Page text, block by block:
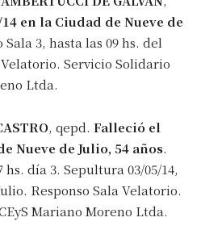
en la Ciudad de Nueve de
3, hasta las 09 hs. del
Velatorio. Servicio Solidario
Ltda.
, qepd. Falleció el
Nueve de Julio, 54 años.
día 3. Sepultura 03/05/14,
Responso Sala Velatorio.
Mariano Moreno Ltda.